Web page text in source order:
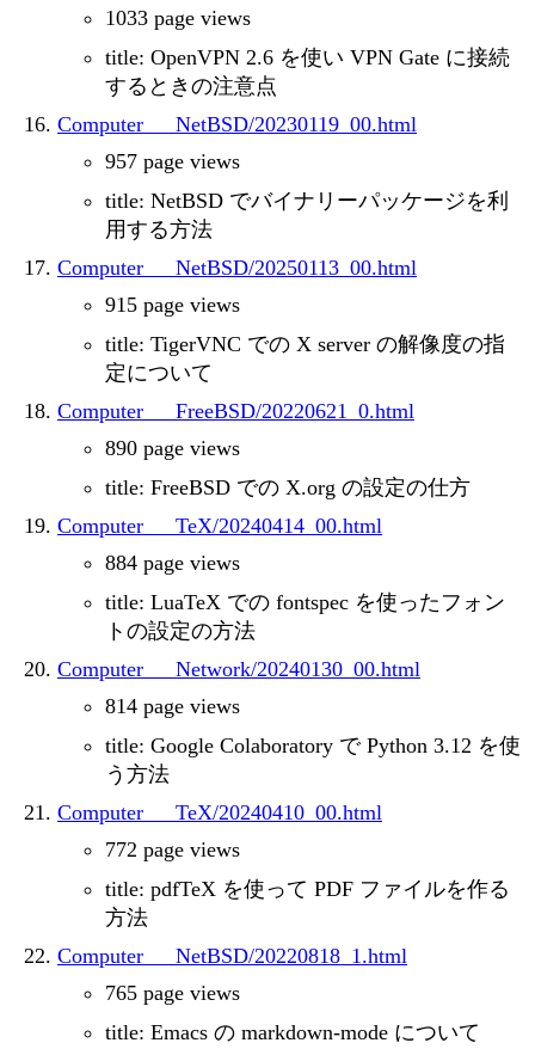
1033 page views
title: OpenVPN 2.6 を使い VPN Gate に接続
するときの注意点
Computer___NetBSD/20230119_00.html
957 page views
title: NetBSD でバイナリーパッケージを利
用する方法
Computer___NetBSD/20250113_00.html
915 page views
title: TigerVNC での X server の解像度の指
定について
Computer___FreeBSD/20220621_0.html
890 page views
title: FreeBSD での X.org の設定の仕方
Computer___TeX/20240414_00.html
884 page views
title: LuaTeX での fontspec を使ったフォン
トの設定の方法
Computer___Network/20240130_00.html
814 page views
title: Google Colaboratory で Python 3.12 を使
う方法
Computer___TeX/20240410_00.html
772 page views
title: pdfTeX を使って PDF ファイルを作る
方法
Computer___NetBSD/20220818_1.html
765 page views
title: Emacs の markdown-mode について